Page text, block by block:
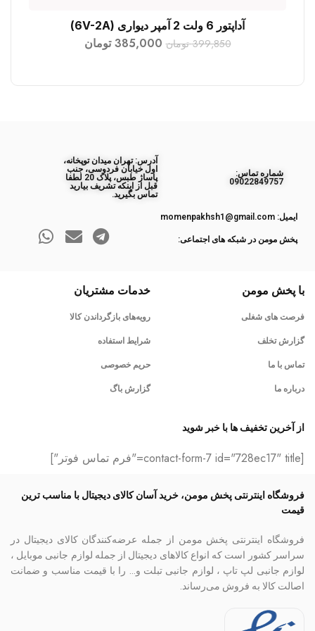
افزودن به سبد خرید
آداپتور 6 ولت 2 آمپر دیواری (6V-2A)
399,850 تومان 385,000 تومان
ﺷﻤﺎره ﺗﻤﺎس:
09022849757
آدرس: تهران میدان توپخانه،
اول خیابان فردوسی، جنب
پاساژ طبس، پلاک 20 لطفا
قبل از اینکه تشریف بیارید
تماس بگیرید.
ایمیل: momenpakhsh1@gmail.com
پخش مومن در شبکه های اجتماعی:
با پخش مومن
فرصت های شغلی
گزارش تخلف
تماس با ما
درباره ما
خدمات مشتریان
رویه‌های بازگرداندن کالا
شرایط استفاده
حریم خصوصی
گزارش باگ
از آخرین تخفیف ها با خبر شوید
[contact-form-7 id="728ec17" title="فرم تماس فوتر"]
فروشگاه اینترنتی پخش مومن، خرید آسان کالای دیجیتال با مناسب ترین
قیمت
فروشگاه اینترنتی پخش مومن از جمله عرضه‌کنندگان کالای دیجیتال در
سراسر کشور است که انواع کالاهای دیجیتال از جمله لوازم جانبی موبایل ،
لوازم جانبی لپ تاپ ، لوازم جانبی تبلت و… را با قیمت مناسب و ضمانت
اصالت کالا به فروش می‌رساند.